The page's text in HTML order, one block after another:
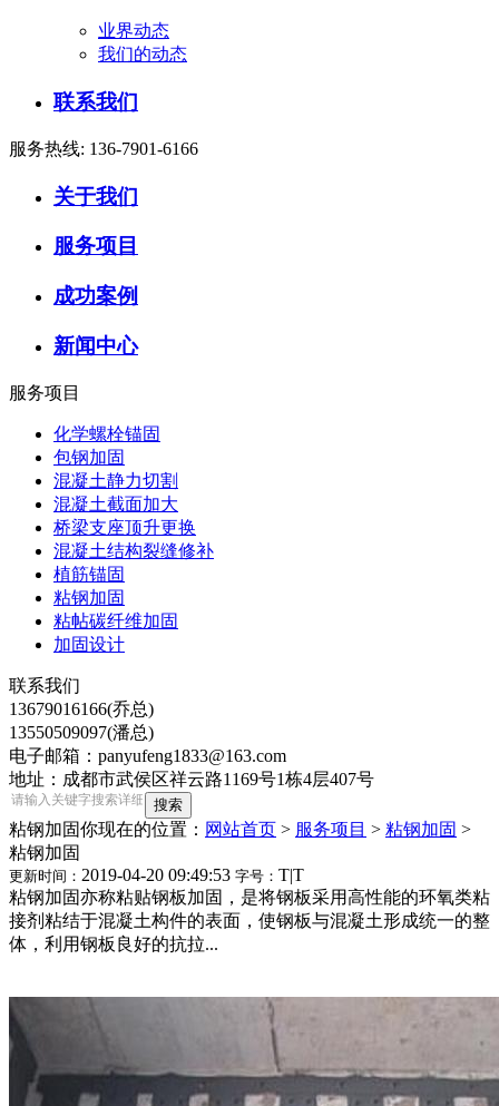
业界动态
我们的动态
联系我们
服务热线: 136-7901-6166
关于我们
服务项目
成功案例
新闻中心
服务项目
化学螺栓锚固
包钢加固
混凝土静力切割
混凝土截面加大
桥梁支座顶升更换
混凝土结构裂缝修补
植筋锚固
粘钢加固
粘帖碳纤维加固
加固设计
联系我们
13679016166(乔总)
13550509097(潘总)
电子邮箱：panyufeng1833@163.com
地址：成都市武侯区祥云路1169号1栋4层407号
粘钢加固你现在的位置： 网站首页 > 服务项目 > 粘钢加固 >
粘钢加固
更新时间： 2019-04-20 09:49:53 字号： T|T
粘钢加固亦称粘贴钢板加固，是将钢板采用高性能的环氧类粘
接剂粘结于混凝土构件的表面，使钢板与混凝土形成统一的整
体，利用钢板良好的抗拉...